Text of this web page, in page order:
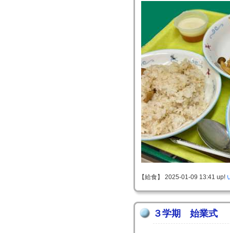
【給食】 2025-01-09 13:41 up!
３学期 始業式